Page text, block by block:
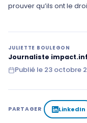
prouver qu’ils ont le
JULIETTE BOULEGON
Journaliste
Publié le 23 octobre
PARTAGER LinkedIn